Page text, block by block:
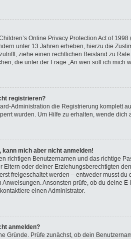
Online Privacy Protection Act of
unter 13 Jahren erheben, hierzu die
ziehe einen rechtlichen Beistand zu
die unter der Frage „An wen soll ich
registrieren?
Administration die Registrierung komplett
wurden. Um Hilfe zu erhalten, wende dich
kann mich aber nicht anmelden!
richtigen Benutzernamen und das richtige
Eltern oder deiner Erziehungsberechtigten
freigeschaltet werden – entweder musst
Ansonsten prüfe, ob du deine
einen Administrator.
anmelden?
Gründe. Prüfe zunächst, ob dein